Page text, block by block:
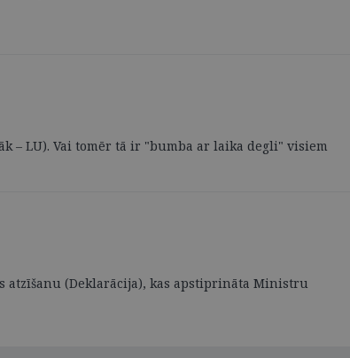
– LU). Vai tomēr tā ir "bumba ar laika degli" visiem
(Deklarācija), kas apstiprināta Ministru